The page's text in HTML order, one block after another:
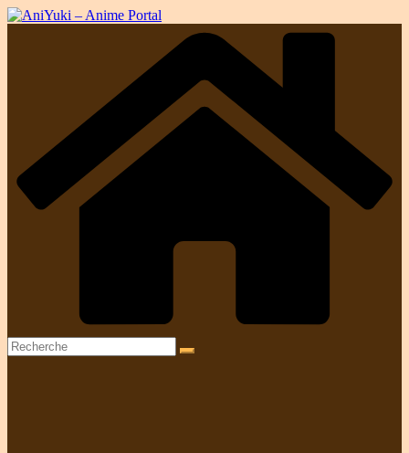
Passer